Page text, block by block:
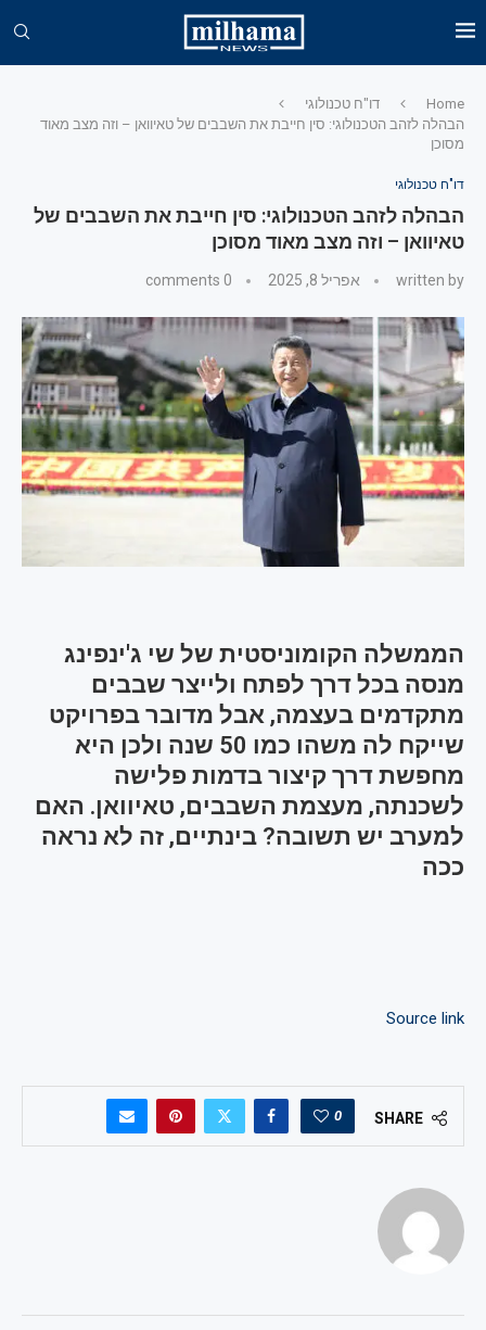
Home
דו"ח טכנולוגי
הבהלה לזהב הטכנולוגי: סין חייבת את השבבים של טאיוואן – וזה מצב מאוד
מסוכן
דו"ח טכנולוגי
הבהלה לזהב הטכנולוגי: סין חייבת את השבבים של
טאיוואן – וזה מצב מאוד מסוכן
written by אפריל 8, 2025 0 comments
הממשלה הקומוניסטית של שי ג'ינפינג
מנסה בכל דרך לפתח ולייצר שבבים
מתקדמים בעצמה, אבל מדובר בפרויקט
שייקח לה משהו כמו 50 שנה ולכן היא
מחפשת דרך קיצור בדמות פלישה
לשכנתה, מעצמת השבבים, טאיוואן. האם
למערב יש תשובה? בינתיים, זה לא נראה
ככה
Source link
SHARE
0